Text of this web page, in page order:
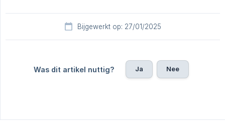
Bijgewerkt op: 27/01/2025
Was dit artikel nuttig? Ja Nee